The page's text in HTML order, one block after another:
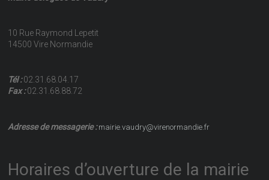
10 Rue Raymond Lepetit
14500 Vire Normandie
Tél :02.31.68.04.17
Fax :02.31.68.88.72
Adresse de messagerie :mairie.vaudry@virenormandie.fr
Horaires d’ouverture de la mairie